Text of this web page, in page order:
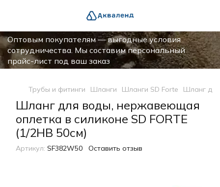
Оптовым покупателям — выгодные условия
сотрудничества. Мы составим персональный
прайс-лист под ваш заказ
Трубы и фитинги Шланги Шланги SD Forte Шланг
Шланг для воды, нержавеющая
оплетка в силиконе SD FORTE
(1/2НВ 50см)
Артикул: SF382W50 Оставить отзыв